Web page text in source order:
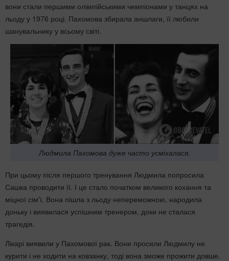
вони стали першими олімпійськими чемпіонами у танцях на
льоду у 1976 році. Пахомова збирала аншлаги, її любили
шанувальнику у всьому світі.
Людмила Пахомова дуже часто усміхалася.
При цьому після першого тренування Людмила попросила
Сашка проводити її. І це стало початком великого кохання та
міцної сім'ї. Вона пішла з льоду непереможною, народила
доньку і виявилася успішним тренером, доки не сталася
трагедія.
Лікарі виявили у Пахомової рак. Вони просили Людмилу не
курити і не ходити на ковзанку, тоді вона зможе прожити довше.